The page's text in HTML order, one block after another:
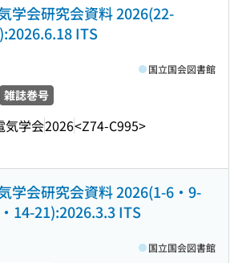
学会研究会資料 2026(22-
ITS
雑誌巻号
気学会2026<Z74-C995>
国立国会図書館
学会研究会資料 2026(1-6・9-
14-21):2026.3.3 ITS
国立国会図書館